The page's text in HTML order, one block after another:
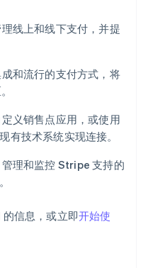
线上和线下支付，并提
和流行的支付方式，将
义销售点应用，或使用
有技术系统实现连接。
理和监控 Stripe 支持的
信息，或立即开始使